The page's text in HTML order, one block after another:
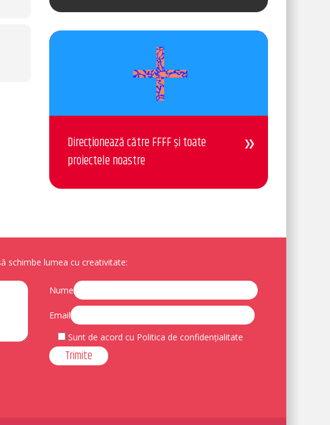
Direcționează către FFFF și toate
proiectele noastre
schimbe lumea cu creativitate:
Nume
Email
Sunt de acord cu Politica de confidențialitate